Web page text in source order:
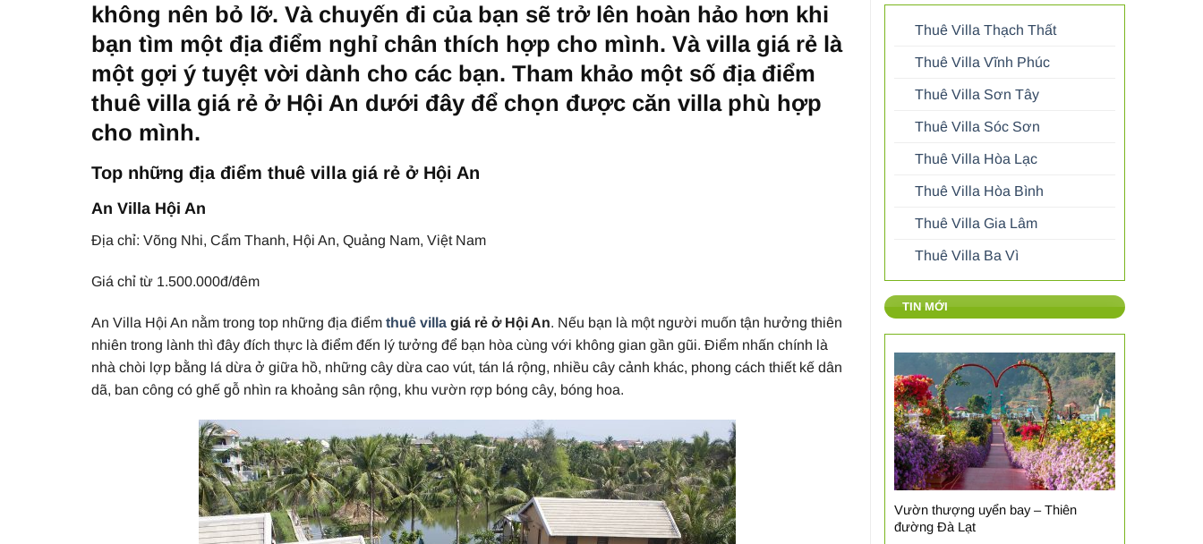
không nên bỏ lỡ. Và chuyến đi của bạn sẽ trở lên hoàn hảo hơn khi
bạn tìm một địa điểm nghỉ chân thích hợp cho mình. Và villa giá rẻ là
một gợi ý tuyệt vời dành cho các bạn. Tham khảo một số địa điểm
thuê villa giá rẻ ở Hội An dưới đây để chọn được căn villa phù hợp
cho mình.
Top những địa điểm thuê villa giá rẻ ở Hội An
An Villa Hội An
Địa chỉ: Võng Nhi, Cẩm Thanh, Hội An, Quảng Nam, Việt Nam
Giá chỉ từ 1.500.000đ/đêm
An Villa Hội An nằm trong top những địa điểm thuê villa giá rẻ ở Hội An. Nếu bạn là một người muốn tận hưởng thiên
nhiên trong lành thì đây đích thực là điểm đến lý tưởng để bạn hòa cùng với không gian gần gũi. Điểm nhấn chính là
nhà chòi lợp bằng lá dừa ở giữa hồ, những cây dừa cao vút, tán lá rộng, nhiều cây cảnh khác, phong cách thiết kế dân
dã, ban công có ghế gỗ nhìn ra khoảng sân rộng, khu vườn rợp bóng cây, bóng hoa.
Thuê Villa Thạch Thất
Thuê Villa Vĩnh Phúc
Thuê Villa Sơn Tây
Thuê Villa Sóc Sơn
Thuê Villa Hòa Lạc
Thuê Villa Hòa Bình
Thuê Villa Gia Lâm
Thuê Villa Ba Vì
TIN MỚI
Vườn thượng uyển bay – Thiên
đường Đà Lạt